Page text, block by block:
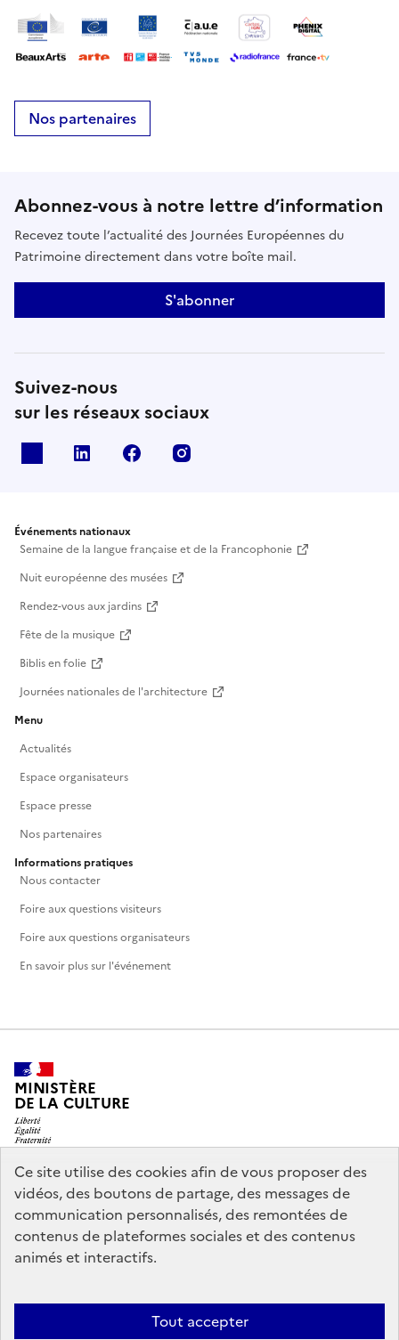
Ce site utilise des cookies afin de vous proposer des
vidéos, des boutons de partage, des messages de
communication personnalisés, des remontées de
contenus de plateformes sociales et des contenus
animés et interactifs.
Tout accepter
Nos partenaires
Abonnez-vous à notre lettre d’information
Recevez toute l’actualité des Journées Européennes du
Patrimoine directement dans votre boîte mail.
S'abonner
Suivez-nous
sur les réseaux sociaux
Linkedin Facebook
Événements nationaux
Semaine de la langue française et de la Francophonie
Nuit européenne des musées
Rendez-vous aux jardins
Fête de la musique
Biblis en folie
Journées nationales de l'architecture
Menu
Actualités
Espace organisateurs
Espace presse
Nos partenaires
Informations pratiques
Nous contacter
Foire aux questions visiteurs
Foire aux questions organisateurs
En savoir plus sur l'événement
MINISTÈRE
DE LA CULTURE
legifrance.gouv.fr
info.gouv.fr
service-public.gouv.fr
data.gouv.fr
Mentions légales